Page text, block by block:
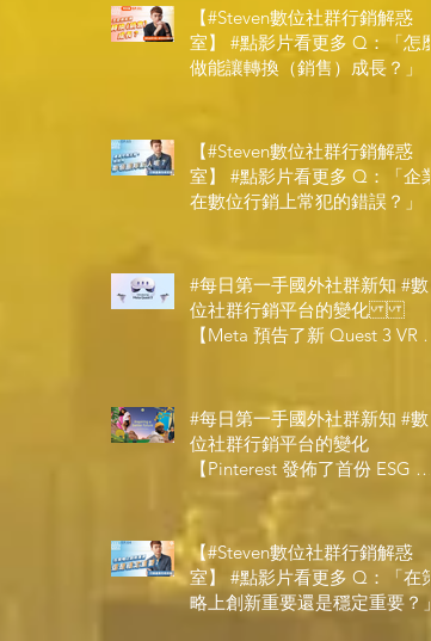
【#Steven數位社群行銷解惑
室】 #點影片看更多​ Q：「怎麼
做能讓轉換（銷售）成長？」
【#Steven數位社群行銷解惑
室】 #點影片看更多​ Q：「企業
在數位行銷上常犯的錯誤？」
#每日第一手國外社群新知 #數
位社群行銷平台的變化
【Meta 預告了新 Quest 3 VR 耳
#每日第一手國外社群新知 #數
位社群行銷平台的變化
【Pinterest 發佈了首份 ESG 報
【#Steven數位社群行銷解惑
室】 #點影片看更多​ Q：「在策
略上創新重要還是穩定重要？」